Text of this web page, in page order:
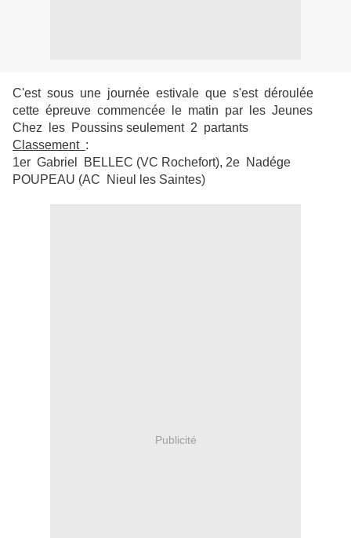
C'est sous une journée estivale que s'est déroulée
cette épreuve commencée le matin par les Jeunes
Chez les Poussins seulement 2 partants
Classement :
1er Gabriel BELLEC (VC Rochefort), 2e Nadége
POUPEAU (AC Nieul les Saintes)
Publicité